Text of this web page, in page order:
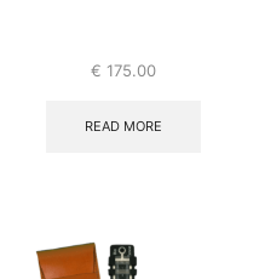
€ 175.00
READ MORE